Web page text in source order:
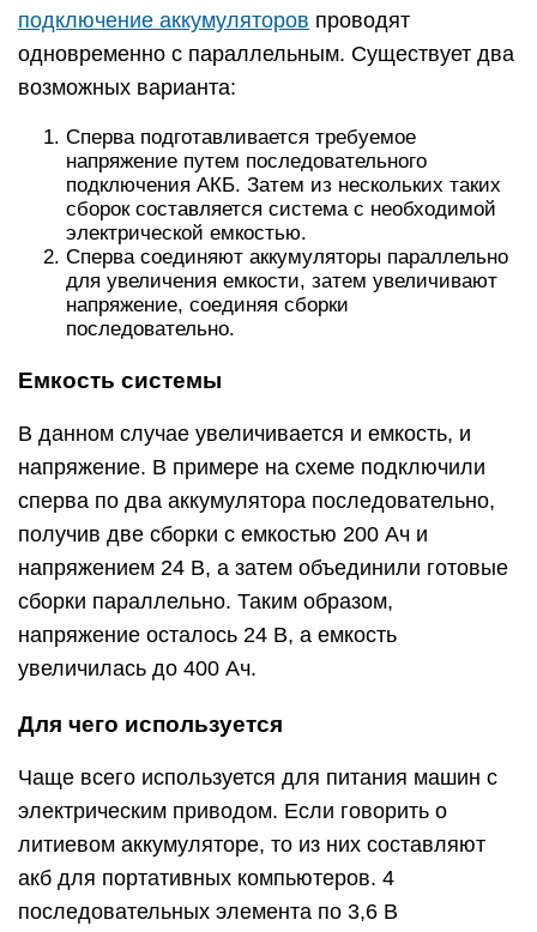
подключение аккумуляторов проводят
одновременно с параллельным. Существует два
возможных варианта:
Сперва подготавливается требуемое
напряжение путем последовательного
подключения АКБ. Затем из нескольких таких
сборок составляется система с необходимой
электрической емкостью.
Сперва соединяют аккумуляторы параллельно
для увеличения емкости, затем увеличивают
напряжение, соединяя сборки
последовательно.
Емкость системы
В данном случае увеличивается и емкость, и
напряжение. В примере на схеме подключили
сперва по два аккумулятора последовательно,
получив две сборки с емкостью 200 Ач и
напряжением 24 В, а затем объединили готовые
сборки параллельно. Таким образом,
напряжение осталось 24 В, а емкость
увеличилась до 400 Ач.
Для чего используется
Чаще всего используется для питания машин с
электрическим приводом. Если говорить о
литиевом аккумуляторе, то из них составляют
акб для портативных компьютеров. 4
последовательных элемента по 3,6 В